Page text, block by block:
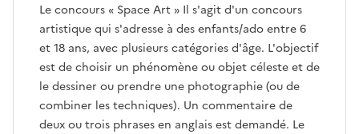
Le concours « Space Art » Il s'agit d'un concours
artistique qui s'adresse à des enfants/ado entre 6
et 18 ans, avec plusieurs catégories d'âge. L'objectif
est de choisir un phénomène ou objet céleste et de
le dessiner ou prendre une photographie (ou de
combiner les techniques). Un commentaire de
deux ou trois phrases en anglais est demandé. Le